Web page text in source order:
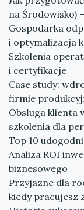
na Środowisko)
Gospodarka
i optymalizacja
Szkolenia
i certyfikacje
Case study:
firmie
Obsługa
szkolenia dla
Top 10
Analiza ROI
biznesowego
Przyjazne dla
kiedy pracujesz